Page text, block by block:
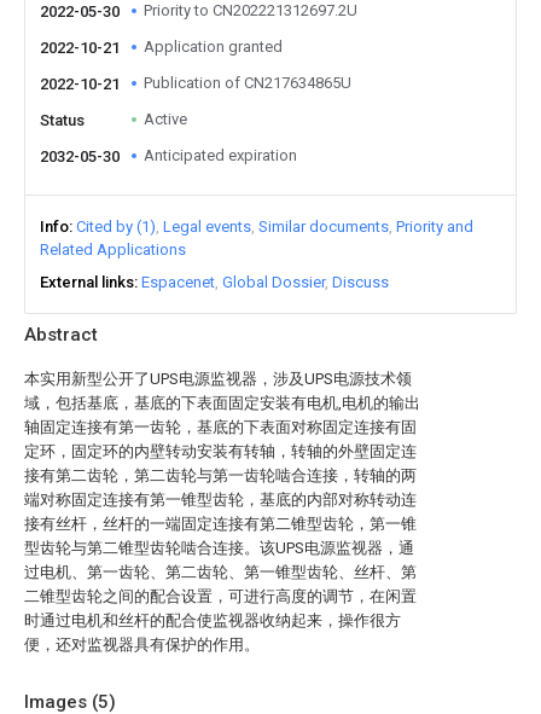
Abstract
本实用新型公开了UPS电源监视器，涉及UPS电源技术领
域，包括基底，基底的下表面固定安装有电机,电机的输出
轴固定连接有第一齿轮，基底的下表面对称固定连接有固
定环，固定环的内壁转动安装有转轴，转轴的外壁固定连
接有第二齿轮，第二齿轮与第一齿轮啮合连接，转轴的两
端对称固定连接有第一锥型齿轮，基底的内部对称转动连
接有丝杆，丝杆的一端固定连接有第二锥型齿轮，第一锥
型齿轮与第二锥型齿轮啮合连接。该UPS电源监视器，通
过电机、第一齿轮、第二齿轮、第一锥型齿轮、丝杆、第
二锥型齿轮之间的配合设置，可进行高度的调节，在闲置
时通过电机和丝杆的配合使监视器收纳起来，操作很方
便，还对监视器具有保护的作用。
Images (5)
2022-05-30
Priority to CN202221312697.2U
2022-10-21 Application granted
2022-10-21 Publication of CN217634865U
Status Active
2032-05-30 Anticipated expiration
Info Cited by (1) Legal events Similar documents Priority and
Related Applications
External links Espacenet Global Dossier Discuss